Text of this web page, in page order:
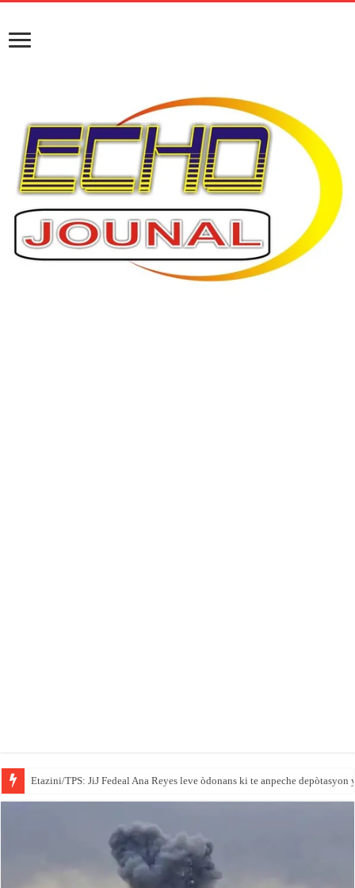
Etazini/TPS: JiJ Fedeal Ana Reyes leve òdonans ki te anpeche depòtasyon
Gouvènè Massachusetts la siyen yon lwa ki mete barikad pou ajan ICE yo